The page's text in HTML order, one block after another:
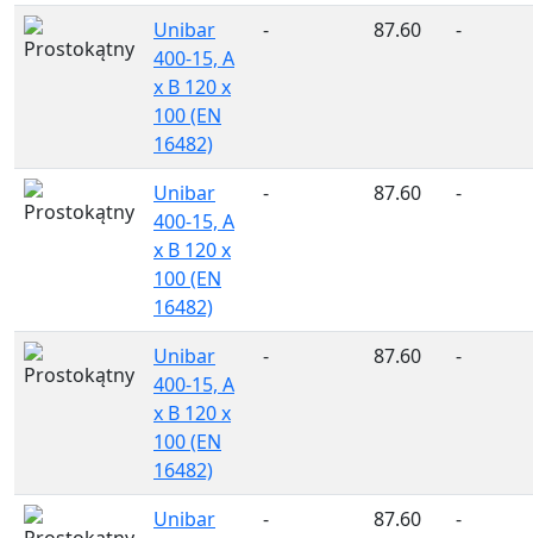
Unibar
400-15, A
x B 120 x
100 (EN
16482)
- 87.60 -
Unibar
400-15, A
x B 120 x
100 (EN
16482)
- 87.60 -
Unibar
400-15, A
x B 120 x
100 (EN
16482)
- 87.60 -
Unibar
- 87.60 -